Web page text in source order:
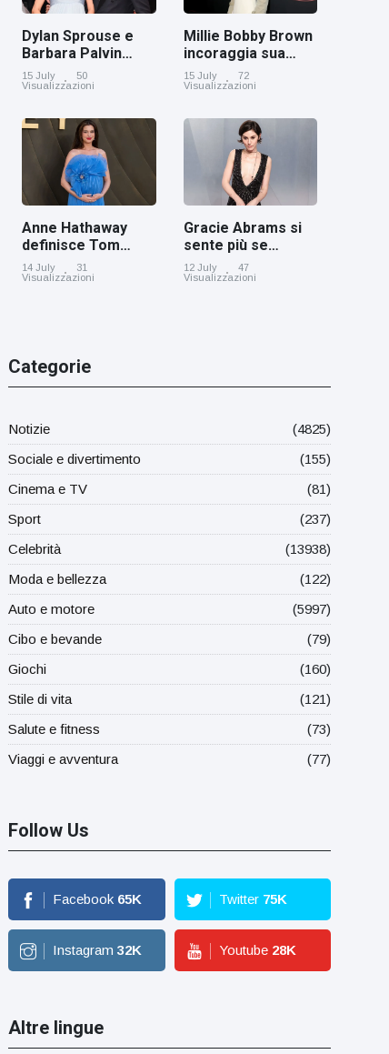
Dylan Sprouse e
Barbara Palvin
rivelano di
aspettare una
15 July
50
Visualizzazioni
Millie Bobby Brown
incoraggia sua
figlia ad essere
creativa
15 July
72
Visualizzazioni
Anne Hathaway
definisce Tom
Holland 'il figlio dei
sogni’
14 July
31
Visualizzazioni
Gracie Abrams si
sente più se
stessa con i capelli
corti
12 July
47
Visualizzazioni
Categorie
Notizie
(4825)
Sociale e divertimento
(155)
Cinema e TV
(81)
Sport
(237)
Celebrità
(13938)
Moda e bellezza
(122)
Auto e motore
(5997)
Cibo e bevande
(79)
Giochi
(160)
Stile di vita
(121)
Salute e fitness
(73)
Viaggi e avventura
(77)
Follow Us
Facebook 65K Twitter 75K
Instagram 32K Youtube 28K
Altre lingue